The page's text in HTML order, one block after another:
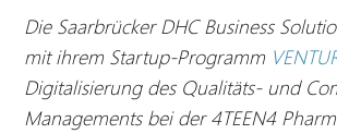
Die Saarbrücker DHC Business
mit ihrem Startup-Programm
Digitalisierung des Qualitäts- und
Managements bei der 4TEEN4